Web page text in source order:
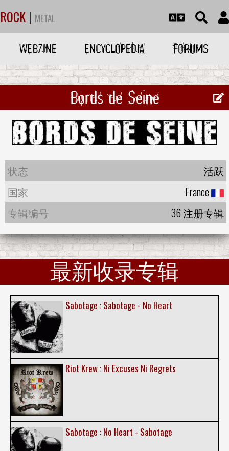
ROCK | METAL
WEBZINE ENCYCLOPEDIA FORUMS
Bords de Seine
状态
活跃
国家
France
专辑编号
36 注册专辑
最新收录专辑
Sabotage : Sabotage - No Heart
Riot Krew : Ni Excuses Ni Regrets
Sabotage : No Heart - Sabotage